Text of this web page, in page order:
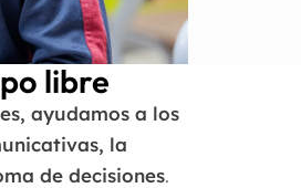
libre
ayudamos a los
la
de decisiones.